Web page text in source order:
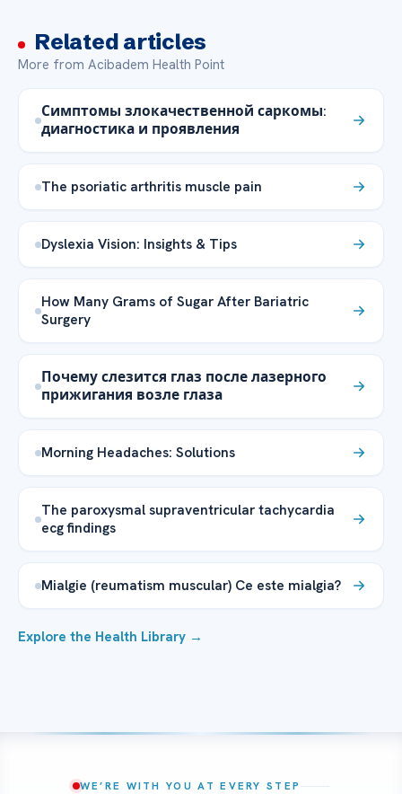
Related articles
More from Acibadem Health Point
Симптомы злокачественной саркомы:
диагностика и проявления
The psoriatic arthritis muscle pain
Dyslexia Vision: Insights & Tips
How Many Grams of Sugar After Bariatric
Surgery
Почему слезится глаз после лазерного
прижигания возле глаза
Morning Headaches: Solutions
The paroxysmal supraventricular tachycardia
ecg findings
Mialgie (reumatism muscular) Ce este mialgia?
Explore the Health Library →
WE’RE WITH YOU AT EVERY STEP